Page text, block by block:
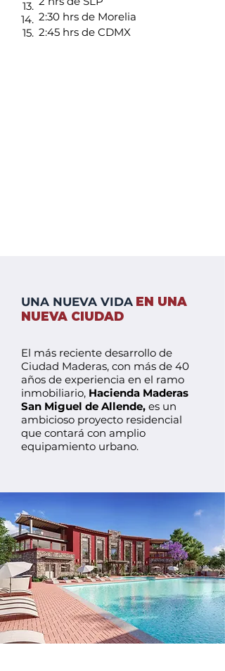
13.
14.
15.
2:30 hrs de Morelia
2:45 hrs de CDMX
UNA NUEVA VIDA EN UNA
NUEVA CIUDAD
El más reciente desarrollo de
Ciudad Maderas, con más de 40
años de experiencia en el ramo
inmobiliario, Hacienda Maderas
San Miguel de Allende, es un
ambicioso proyecto residencial
que contará con amplio
equipamiento urbano.